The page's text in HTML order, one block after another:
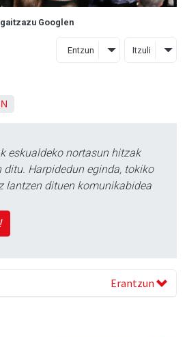
Googlen
Entzun Itzuli
eskualdeko nortasun hitzak
ditu. Harpidedun eginda, tokiko
lantzen dituen komunikabidea
Erantzun